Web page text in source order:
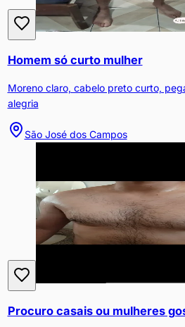
Homem só curto mulher
Moreno claro, cabelo preto curto,
alegria
São José dos Campos
Procuro casais ou mulheres